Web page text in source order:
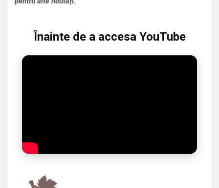
Înainte de a accesa YouTube